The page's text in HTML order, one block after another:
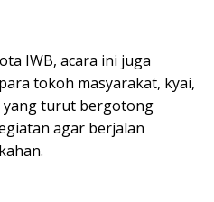
IWB, acara ini juga
tokoh masyarakat, kyai,
yang turut bergotong
agar berjalan